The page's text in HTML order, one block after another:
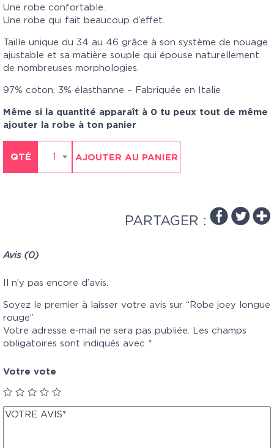
Une robe confortable.
Une robe qui fait beaucoup d’effet.
Taille unique du 34 au 46 grâce à son système de nouage
ajustable et sa matière souple qui épouse naturellement
de nombreuses morphologies.
97% coton, 3% élasthanne – Fabriquée en Italie
Même si la quantité apparaît à 0 tu peux tout de même
ajouter la robe à ton panier
QTÉ 1 AJOUTER AU PANIER
PARTAGER :
Avis (0)
Il n’y pas encore d’avis.
Soyez le premier à laisser votre avis sur “Robe joey longue
rouge”
Votre adresse e-mail ne sera pas publiée.
Les champs
obligatoires sont indiqués avec *
Votre vote